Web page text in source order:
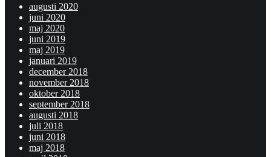
augusti 2020
juni 2020
maj 2020
juni 2019
maj 2019
januari 2019
december 2018
november 2018
oktober 2018
september 2018
augusti 2018
juli 2018
juni 2018
maj 2018